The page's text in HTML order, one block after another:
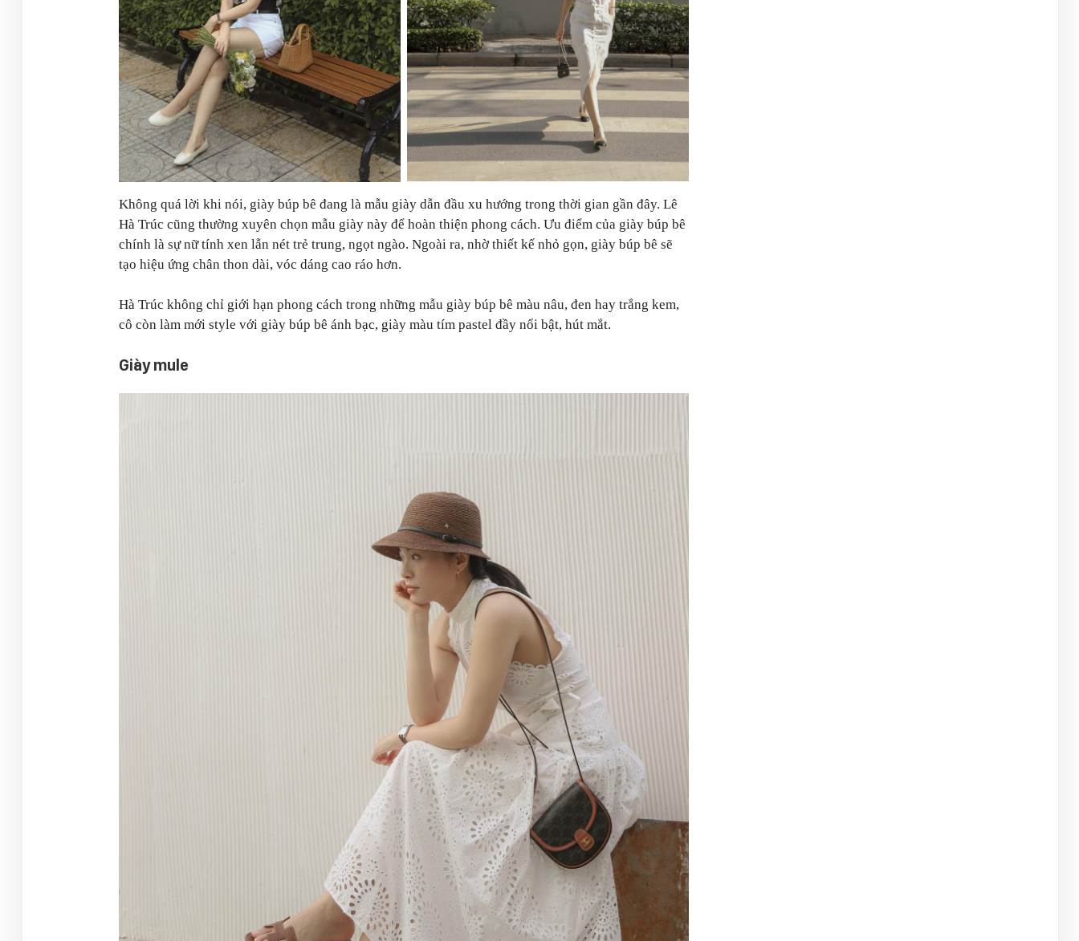
Không quá lời khi nói, giày búp bê đang là mẫu giày dẫn đầu xu hướng trong thời gian gần đây. Lê
Hà Trúc cũng thường xuyên chọn mẫu giày này để hoàn thiện phong cách. Ưu điểm của giày búp bê
chính là sự nữ tính xen lẫn nét trẻ trung, ngọt ngào. Ngoài ra, nhờ thiết kế nhỏ gọn, giày búp bê sẽ
tạo hiệu ứng chân thon dài, vóc dáng cao ráo hơn.
Hà Trúc không chỉ giới hạn phong cách trong những mẫu giày búp bê màu nâu, đen hay trắng kem,
cô còn làm mới style với giày búp bê ánh bạc, giày màu tím pastel đầy nổi bật, hút mắt.
Giày mule